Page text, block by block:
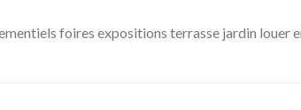
foires expositions terrasse jardin louer